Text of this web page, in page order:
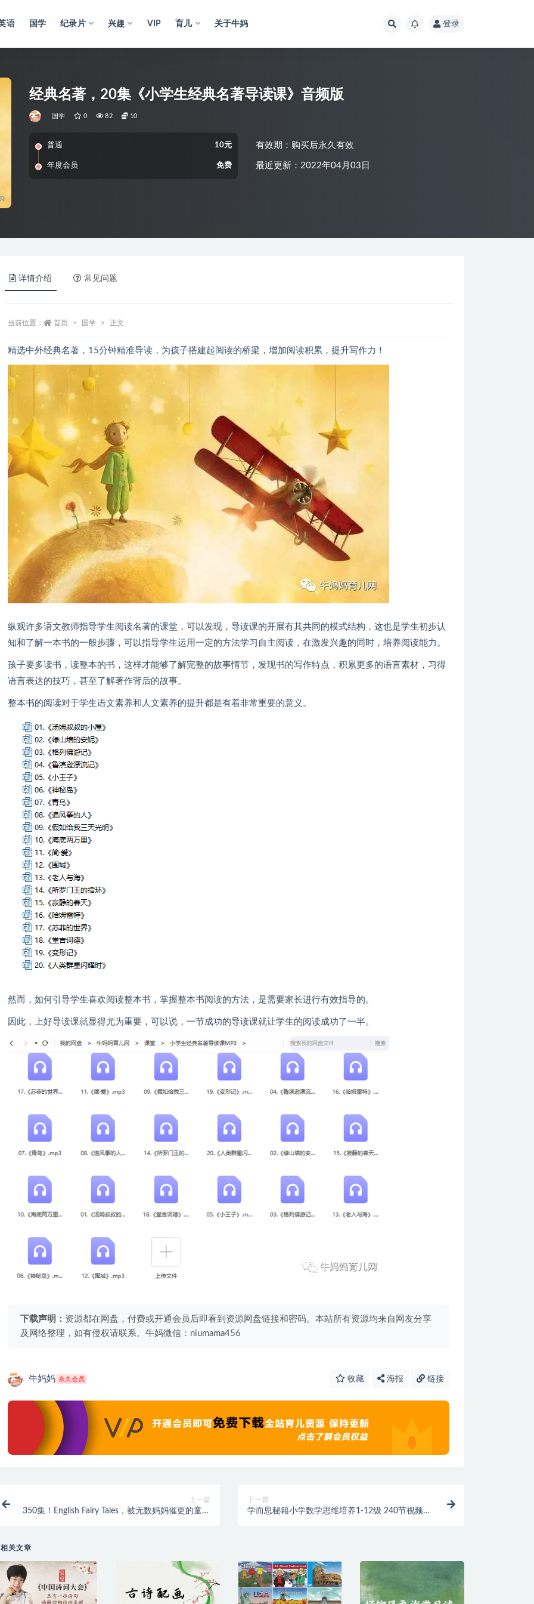
语 国学 纪录片 兴趣 VIP 育儿 关于牛妈 登录
经典名著，20集《小学生经典名著导读课》音频版
国学 0 82 10
普通 10元
年度会员 免费
有效期：购买后永久有效
最近更新：2022年04月03日
详情介绍 常见问题
当前位置： 首页 国学 正文
精选中外经典名著，15分钟精准导读，为孩子搭建起阅读的桥梁，增加阅读积累，提升写作力！
纵观许多语文教师指导学生阅读名著的课堂，可以发现，导读课的开展有其共同的模式结构，这也是学生初步认
知和了解一本书的一般步骤，可以指导学生运用一定的方法学习自主阅读，在激发兴趣的同时，培养阅读能力。
孩子要多读书，读整本的书，这样才能够了解完整的故事情节，发现书的写作特点，积累更多的语言素材，习得
语言表达的技巧，甚至了解著作背后的故事。
整本书的阅读对于学生语文素养和人文素养的提升都是有着非常重要的意义。
然而，如何引导学生喜欢阅读整本书，掌握整本书阅读的方法，是需要家长进行有效指导的。
因此，上好导读课就显得尤为重要，可以说，一节成功的导读课就让学生的阅读成功了一半。
下载声明： 资源都在网盘，付费或开通会员后即看到资源网盘链接和密码。本站所有资源均来自网友分享
及网络整理，如有侵权请联系。牛妈微信：niumama456
牛妈妈 永久会员 收藏 海报 链接
上一篇
350集！English Fairy Tales，被无数妈妈催更的童话
下一篇
学而思秘籍小学数学思维培养1-12级 240节视频课
相关文章